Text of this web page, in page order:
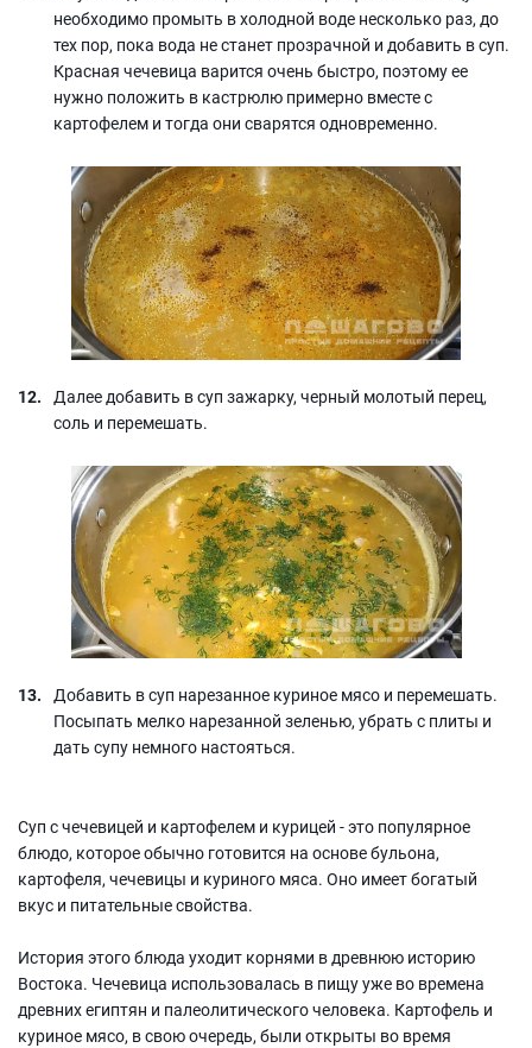
необходимо промыть в холодной воде несколько раз, до
тех пор, пока вода не станет прозрачной и добавить в суп.
Красная чечевица варится очень быстро, поэтому ее
нужно положить в кастрюлю примерно вместе с
картофелем и тогда они сварятся одновременно.
Далее добавить в суп зажарку, черный молотый перец,
соль и перемешать.
Добавить в суп нарезанное куриное мясо и перемешать.
Посыпать мелко нарезанной зеленью, убрать с плиты и
дать супу немного настояться.
Суп с чечевицей и картофелем и курицей - это популярное
блюдо, которое обычно готовится на основе бульона,
картофеля, чечевицы и куриного мяса. Оно имеет богатый
вкус и питательные свойства.
История этого блюда уходит корнями в древнюю историю
Востока. Чечевица использовалась в пищу уже во времена
древних египтян и палеолитического человека. Картофель и
куриное мясо, в свою очередь, были открыты во время